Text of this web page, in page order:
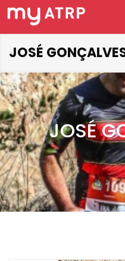
JOSÉ
JOSÉ